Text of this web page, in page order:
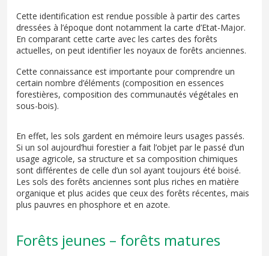
Cette identification est rendue possible à partir des cartes
dressées à l’époque dont notamment la carte d’Etat-Major.
En comparant cette carte avec les cartes des forêts
actuelles, on peut identifier les noyaux de forêts anciennes.
Cette connaissance est importante pour comprendre un
certain nombre d’éléments (composition en essences
forestières, composition des communautés végétales en
sous-bois).
En effet, les sols gardent en mémoire leurs usages passés.
Si un sol aujourd’hui forestier a fait l’objet par le passé d’un
usage agricole, sa structure et sa composition chimiques
sont différentes de celle d’un sol ayant toujours été boisé.
Les sols des forêts anciennes sont plus riches en matière
organique et plus acides que ceux des forêts récentes, mais
plus pauvres en phosphore et en azote.
Forêts jeunes – forêts matures